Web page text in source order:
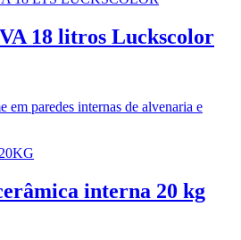
18 litros Luckscolor
em paredes internas de alvenaria e
interna 20 kg